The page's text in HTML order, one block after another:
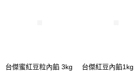
台傑蜜紅豆粒內餡 3kg 台傑紅豆內餡1kg